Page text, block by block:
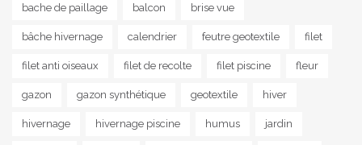
bache de paillage balcon brise vue
bâche hivernage calendrier feutre geotextile filet
filet anti oiseaux filet de recolte filet piscine fleur
gazon gazon synthétique geotextile hiver
hivernage hivernage piscine humus jardin